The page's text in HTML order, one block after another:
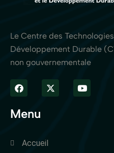
Le Centre des
Développement Durable
non gouvernementale
Menu
Accueil